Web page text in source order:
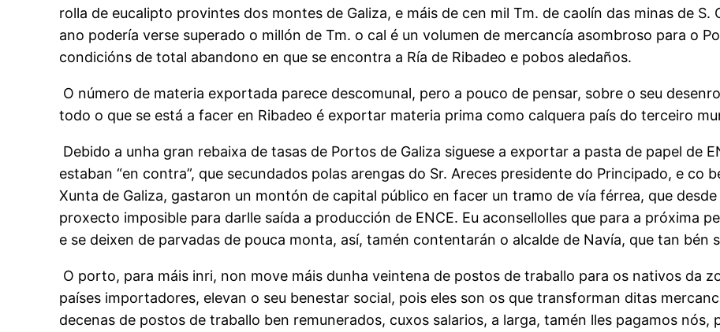
rolla de eucalipto provintes dos montes de Galiza, e máis de cen mil Tm. de caolín das minas de S.
ano podería verse superado o millón de Tm. o cal é un volumen de mercancía asombroso para o
condicións de total abandono en que se encontra a Ría de Ribadeo e pobos aledaños.
O número de materia exportada parece descomunal, pero a pouco de pensar, sobre o seu
todo o que se está a facer en Ribadeo é exportar materia prima como calquera país do terceiro
Debido a unha gran rebaixa de tasas de Portos de Galiza siguese a exportar a pasta de papel de
estaban “en contra”, que secundados polas arengas do Sr. Areces presidente do Principado, e co
Xunta de Galiza, gastaron un montón de capital público en facer un tramo de vía férrea, que
proxecto imposible para darlle saída a producción de ENCE. Eu aconsellolles que para a próxima
e se deixen de parvadas de pouca monta, así, tamén contentarán o alcalde de Navía, que tan bén
O porto, para máis inri, non move máis dunha veintena de postos de traballo para os nativos da
países importadores, elevan o seu benestar social, pois eles son os que transforman ditas
decenas de postos de traballo ben remunerados, cuxos salarios, a larga, tamén lles pagamos